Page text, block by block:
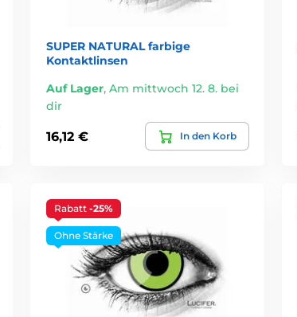
SUPER NATURAL farbige
Kontaktlinsen
Auf Lager, Am mittwoch 12. 8. bei
dir
16,12 € In den Korb
Rabatt -25%
Ohne Stärke